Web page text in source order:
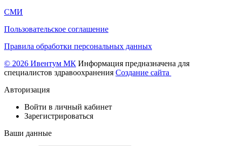
СМИ
Пользовательское соглашение
Правила обработки персональных данных
© 2026 Ивентум МК Информация предназначена для
специалистов здравоохранения Создание сайта
Авторизация
Войти в личный кабинет
Зарегистрироваться
Ваши данные